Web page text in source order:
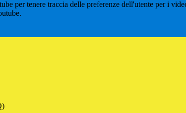
per tenere traccia delle preferenze dell'utente per i